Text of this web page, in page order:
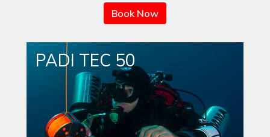
Book Now
PADI TEC 50